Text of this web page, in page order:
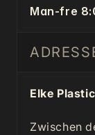
Man-fre
Elke
Zwischen